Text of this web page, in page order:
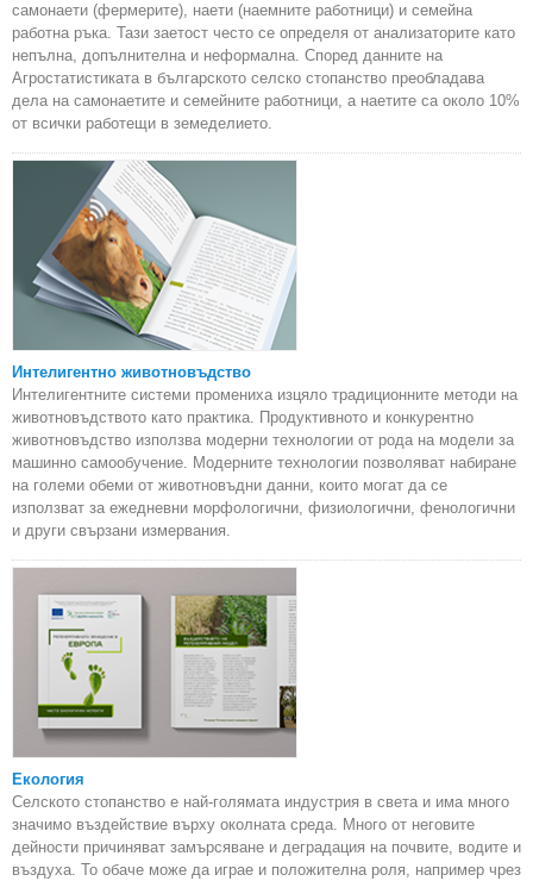
самонаети (фермерите), наети (наемните работници) и семейна
работна ръка. Тази заетост често се определя от анализаторите като
непълна, допълнителна и неформална. Според данните на
Агростатистиката в българското селско стопанство преобладава
дела на самонаетите и семейните работници, а наетите са около 10%
от всички работещи в земеделието.
Интелигентно животновъдство
Интелигентните системи промениха изцяло традиционните методи на
животновъдството като практика. Продуктивното и конкурентно
животновъдство използва модерни технологии от рода на модели за
машинно самообучение. Модерните технологии позволяват набиране
на големи обеми от животновъдни данни, които могат да се
използват за ежедневни морфологични, физиологични, фенологични
и други свързани измервания.
Екология
Селското стопанство е най-голямата индустрия в света и има много
значимо въздействие върху околната среда. Много от неговите
дейности причиняват замърсяване и деградация на почвите, водите и
въздуха. То обаче може да играе и положителна роля, например чрез